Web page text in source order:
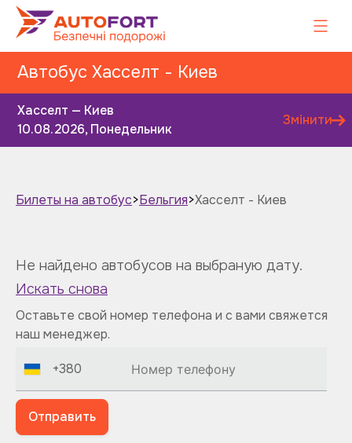
Автобус Хасселт - Киев
Хасселт — Киев
10.08.2026, Понедельник
Змінити
Билеты на автобус>Бельгия>Хасселт - Киев
Не найдено автобусов на выбраную дату.
Искать снова
Оставьте свой номер телефона и с вами свяжется
наш менеджер.
+380
Отправить